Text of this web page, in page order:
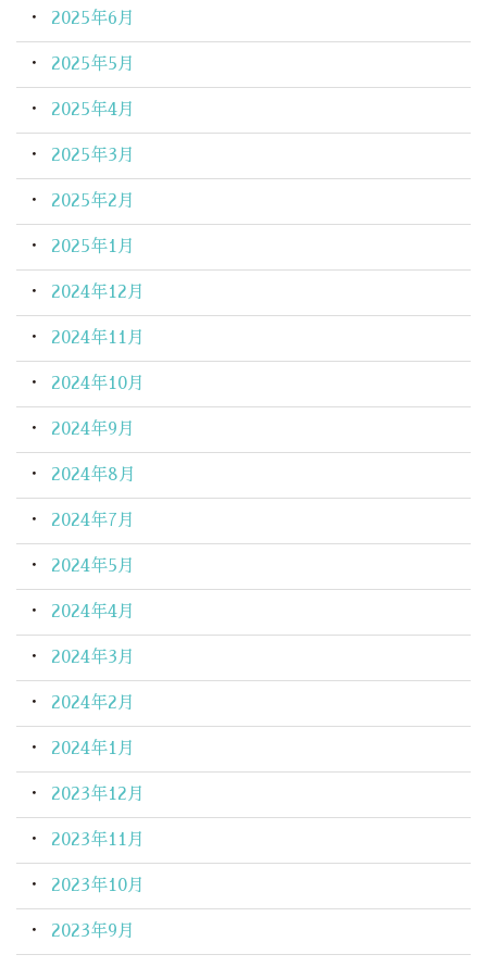
2025年6月
2025年5月
2025年4月
2025年3月
2025年2月
2025年1月
2024年12月
2024年11月
2024年10月
2024年9月
2024年8月
2024年7月
2024年5月
2024年4月
2024年3月
2024年2月
2024年1月
2023年12月
2023年11月
2023年10月
2023年9月